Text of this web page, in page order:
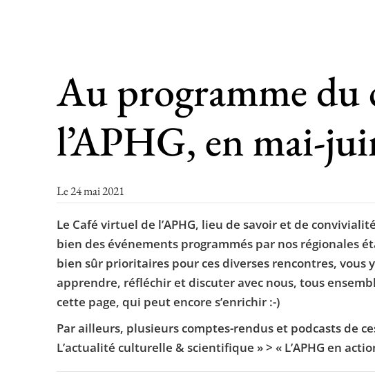
Au programme du
l’APHG, en mai-
Le 24 mai 2021
Le Café virtuel de l’APHG, lieu de savoir et de
bien des événements programmés par nos régionales
bien sûr prioritaires pour ces diverses rencontres, vous
apprendre, réfléchir et discuter avec nous, tous
cette page, qui peut encore s’enrichir :-)
Par ailleurs, plusieurs comptes-rendus et podcasts de
L’actualité culturelle & scientifique » > « L’APHG en